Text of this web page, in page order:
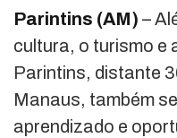
Parintins (AM) –
cultura, o turismo e
Parintins, distante
Manaus, também
aprendizado e